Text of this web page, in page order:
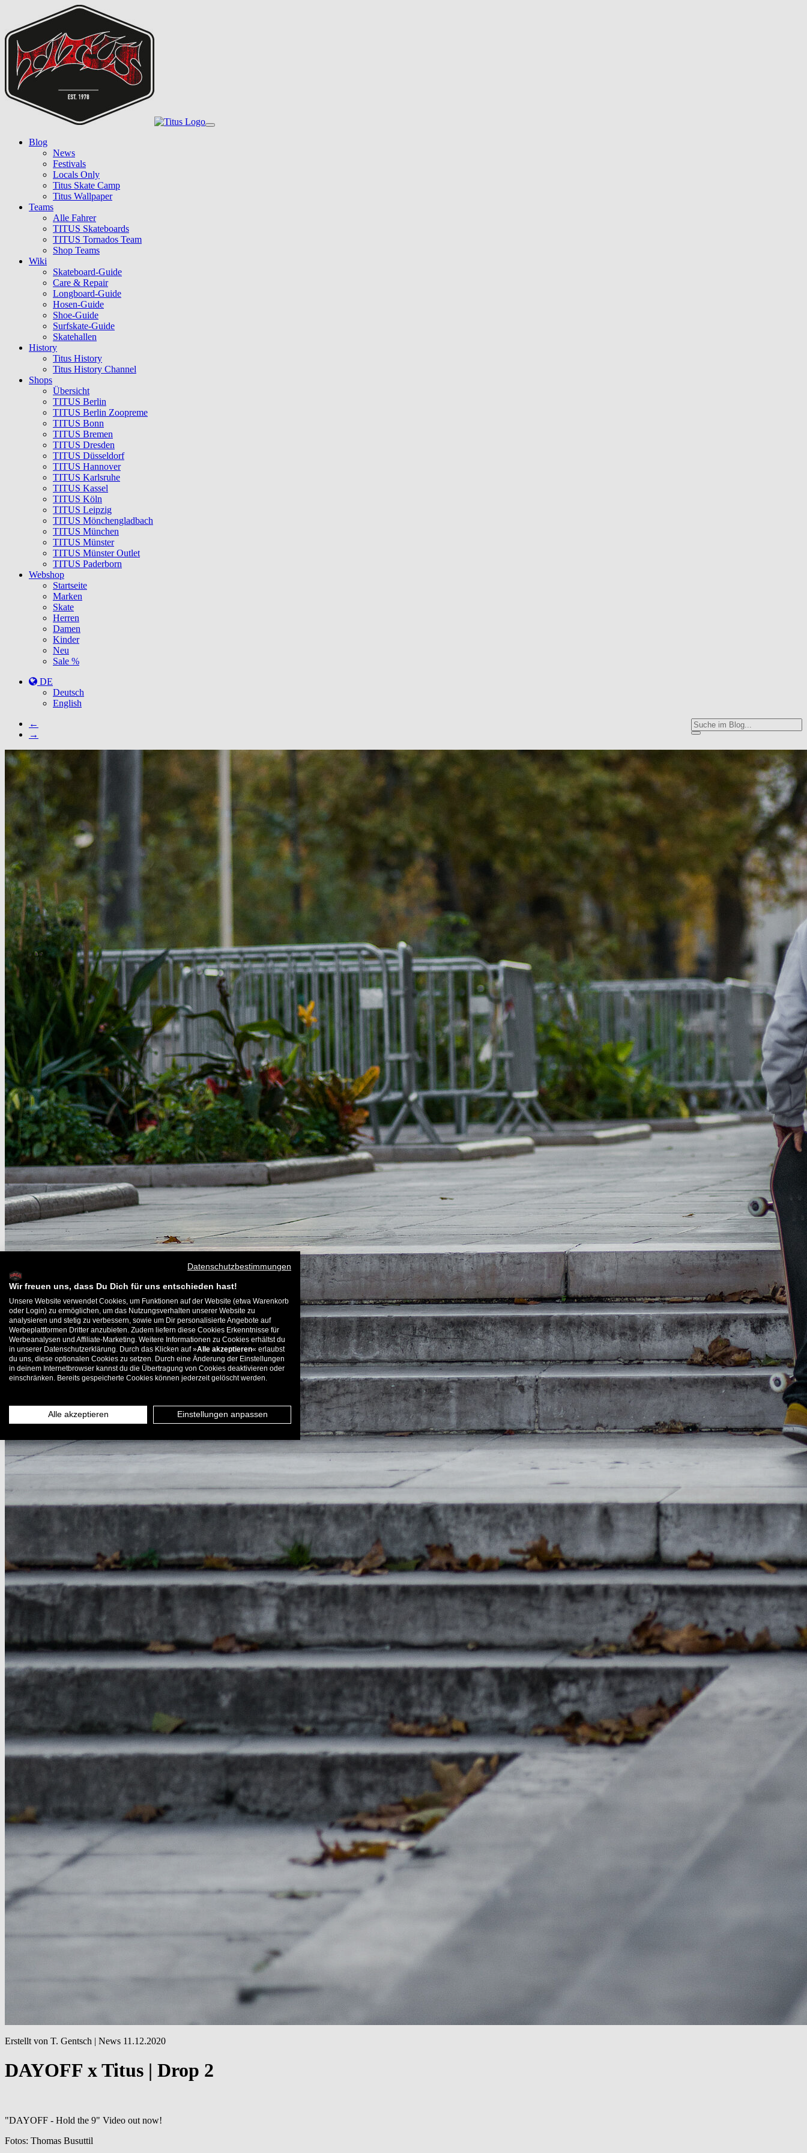
main
content
Toggle
Blog
News
Festivals
Locals Only
Titus Skate Camp
Titus Wallpaper
Teams
Alle Fahrer
TITUS Skateboards
TITUS Tornados Team
Shop Teams
Wiki
Skateboard-Guide
Care & Repair
Longboard-Guide
Hosen-Guide
Shoe-Guide
Surfskate-Guide
Skatehallen
History
Titus History
Titus History Channel
Shops
Übersicht
TITUS Berlin
TITUS Berlin Zoopreme
TITUS Bonn
TITUS Bremen
TITUS Dresden
TITUS Düsseldorf
TITUS Hannover
TITUS Karlsruhe
TITUS Kassel
TITUS Köln
TITUS Leipzig
TITUS Mönchengladbach
TITUS München
TITUS Münster
TITUS Münster Outlet
TITUS Paderborn
Webshop
Startseite
Marken
Skate
Herren
Damen
Kinder
Neu
Sale %
DE
Deutsch
English
←
→
Erstellt von T. Gentsch | News 11.12.2020
DAYOFF x Titus | Drop 2
"DAYOFF - Hold the 9" Video out now!
Fotos: Thomas Busuttil
Datenschutzbestimmungen
Wir freuen uns, dass Du Dich für uns entschieden hast!
Unsere Website verwendet Cookies, um Funktionen auf der Website (etwa Warenkorb
oder Login) zu ermöglichen, um das Nutzungsverhalten unserer Website zu
analysieren und stetig zu verbessern, sowie um Dir personalisierte Angebote auf
Werbeplattformen Dritter anzubieten. Zudem liefern diese Cookies Erkenntnisse für
Werbeanalysen und Affiliate-Marketing. Weitere Informationen zu Cookies erhältst du
in unserer Datenschutzerklärung. Durch das Klicken auf »Alle akzeptieren« erlaubst
du uns, diese optionalen Cookies zu setzen. Durch eine Änderung der Einstellungen
in deinem Internetbrowser kannst du die Übertragung von Cookies deaktivieren oder
einschränken. Bereits gespeicherte Cookies können jederzeit gelöscht werden.
Alle akzeptieren Einstellungen anpassen